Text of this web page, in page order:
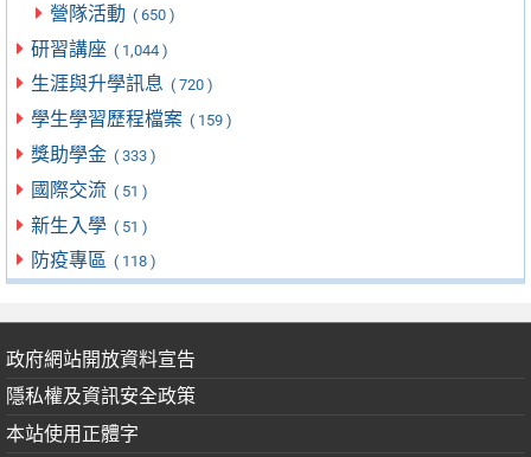
營隊活動 ( 650 )
研習講座 ( 1,044 )
生涯與升學訊息 ( 720 )
學生學習歷程檔案 ( 159 )
獎助學金 ( 333 )
國際交流 ( 51 )
新生入學 ( 51 )
防疫專區 ( 118 )
政府網站開放資料宣告
隱私權及資訊安全政策
本站使用正體字